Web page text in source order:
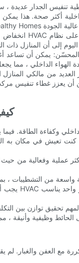
العديد من مالكي
العفن والغبار. لم